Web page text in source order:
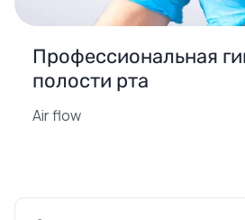
Профессиональная
полости рта
Air flow